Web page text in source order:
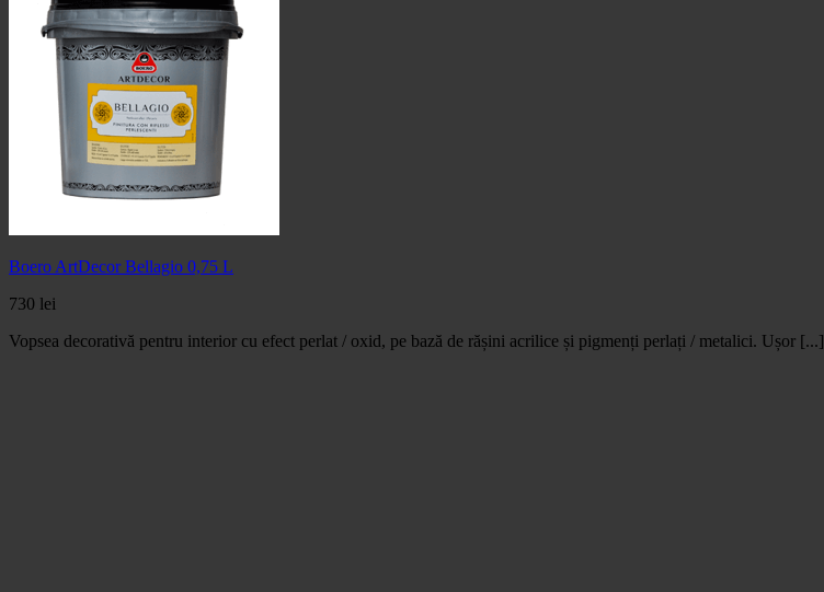
Boero ArtDecor Bellagio 0,75 L
730 lei
Vopsea decorativă pentru interior cu efect perlat / oxid, pe bază de rășini acrilice și pigmenți perlați / metalici. Ușor [...]